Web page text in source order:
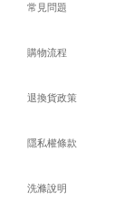
常見問題
購物流程
退換貨政策
隱私權條款
洗滌說明